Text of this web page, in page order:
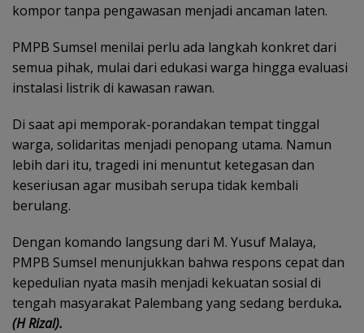
kompor tanpa pengawasan menjadi ancaman laten.
PMPB Sumsel menilai perlu ada langkah konkret dari
semua pihak, mulai dari edukasi warga hingga evaluasi
instalasi listrik di kawasan rawan.
Di saat api memporak-porandakan tempat tinggal
warga, solidaritas menjadi penopang utama. Namun
lebih dari itu, tragedi ini menuntut ketegasan dan
keseriusan agar musibah serupa tidak kembali
berulang.
Dengan komando langsung dari M. Yusuf Malaya,
PMPB Sumsel menunjukkan bahwa respons cepat dan
kepedulian nyata masih menjadi kekuatan sosial di
tengah masyarakat Palembang yang sedang berduka.
(H Rizal).